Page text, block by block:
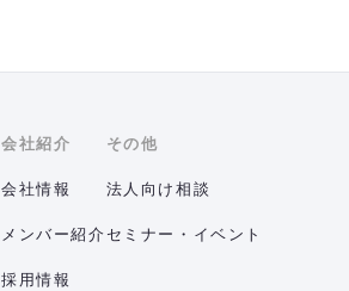
会社紹介
会社情報
メンバー紹介
採用情報
その他
法人向け相談
セミナー・イベント